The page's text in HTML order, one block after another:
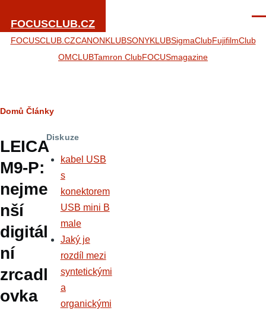
FOCUSCLUB.CZ
FOCUSCLUB.CZCANONKLUBSONYKLUBSigmaClubFujifilmClub
OMCLUBTamron ClubFOCUSmagazine
Drobečková
navigace
Domů Články
LEICA
M9-P:
nejme
nší
digitál
ní
zrcadl
ovka
Diskuze
kabel USB
s
konektorem
USB mini B
male
Jaký je
rozdíl mezi
syntetickými
a
organickými